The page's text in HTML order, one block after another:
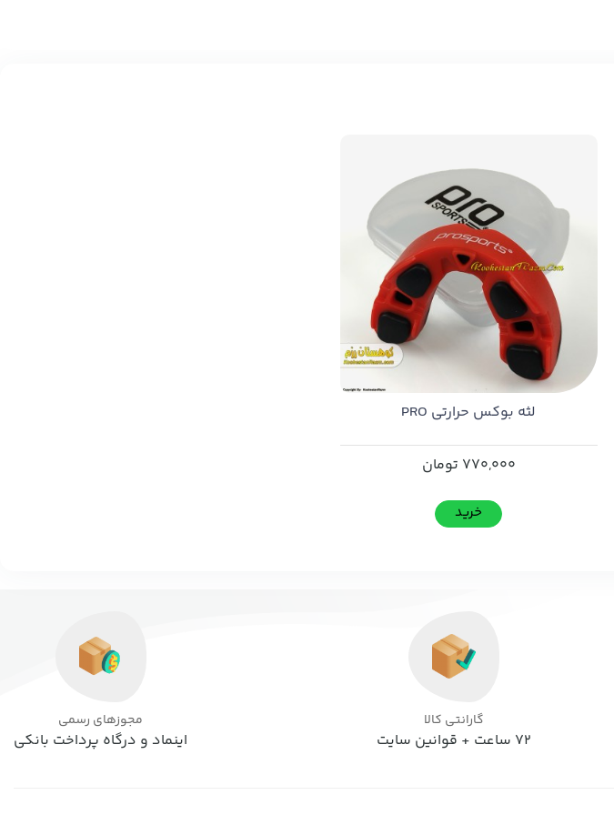
لثه بوکس حرارتی PRO
770,000 تومان
خرید
گارانتی کالا
72 ساعت + قوانین سایت
مجوزهای رسمی
اینماد و درگاه پرداخت بانکی